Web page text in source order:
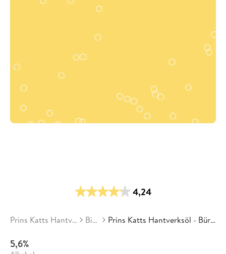
4,24
Prins Katts Hantverksöl Biere Prins Katts Hantverksöl - Bürner Brew
5,6%